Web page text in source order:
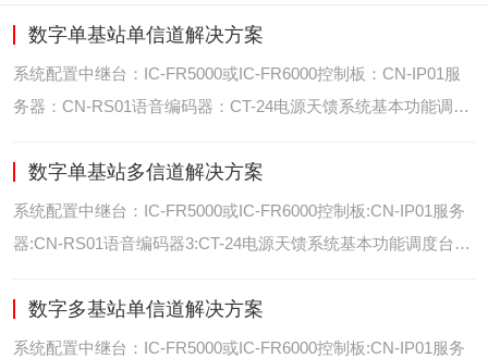
数字单基站单信道解决方案
系统配置中继台：IC-FR5000或IC-FR6000控制板：CN-IP01服
务器：CN-RS01语音编码器：CT-24电源天馈系统基本功能调度
位/室内定位艾可慕数字电台具备GPS数据上传功能。而GPS定
位功能是艾可慕数字系统的标
数字单基站多信道解决方案
系统配置中继台：IC-FR5000或IC-FR6000控制板:CN-IP01服务
器:CN-RS01语音编码器3:CT-24电源天馈系统基本功能调度台录
室内定位艾可慕数字电台具备GPS数据上传功能。而GPS定位功
能是艾可慕数字系统的
数字多基站单信道解决方案
系统配置中继台：IC-FR5000或IC-FR6000控制板:CN-IP01服务